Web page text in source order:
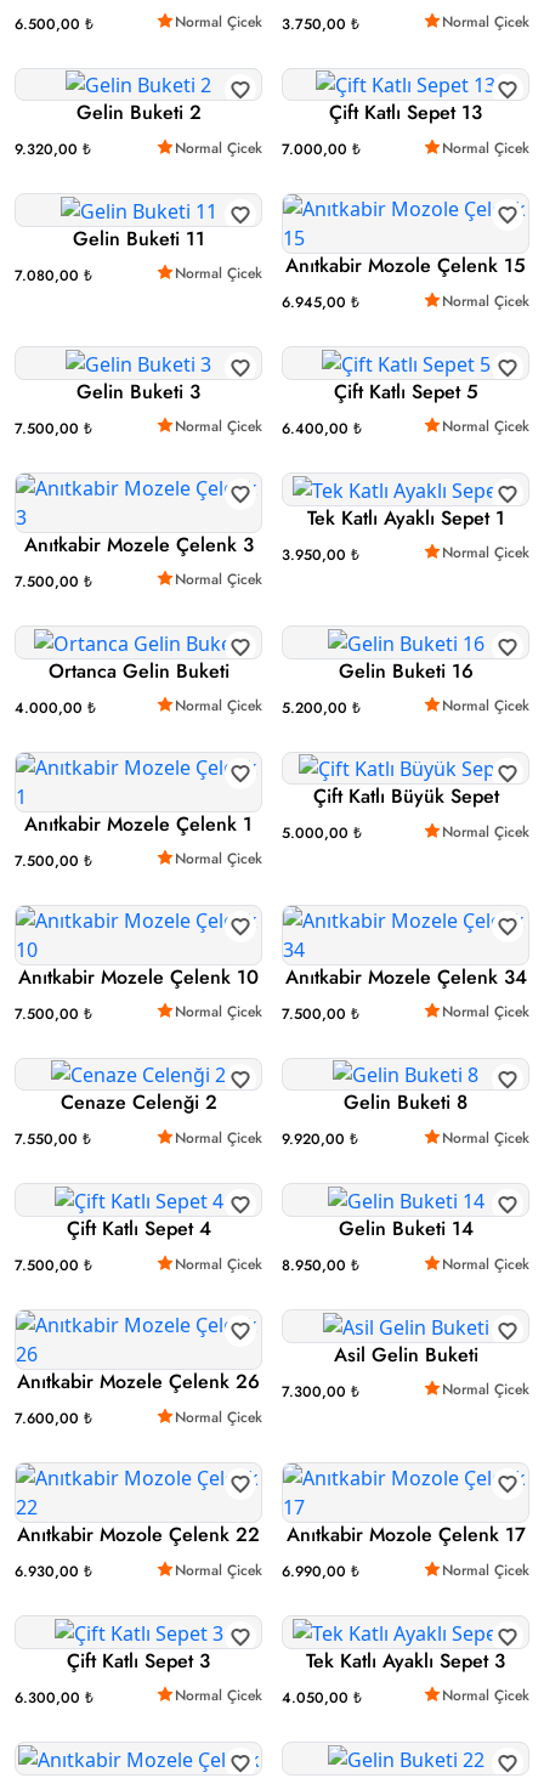
6.500,00 ₺ Normal Çicek 3.750,00 ₺ Normal Çicek
Gelin Buketi 2
9.320,00 ₺ Normal Çicek
Çift Katlı Sepet 13
7.000,00 ₺ Normal Çicek
Gelin Buketi 11
7.080,00 ₺ Normal Çicek Anıtkabir Mozole Çelenk 15
6.945,00 ₺ Normal Çicek
Gelin Buketi 3
7.500,00 ₺ Normal Çicek
Çift Katlı Sepet 5
6.400,00 ₺ Normal Çicek
Anıtkabir Mozele Çelenk 3
7.500,00 ₺ Normal Çicek
Tek Katlı Ayaklı Sepet 1
3.950,00 ₺ Normal Çicek
Ortanca Gelin Buketi
4.000,00 ₺ Normal Çicek
Gelin Buketi 16
5.200,00 ₺ Normal Çicek
Anıtkabir Mozele Çelenk 1
7.500,00 ₺ Normal Çicek
Çift Katlı Büyük Sepet
5.000,00 ₺ Normal Çicek
Anıtkabir Mozele Çelenk 10
7.500,00 ₺ Normal Çicek
Anıtkabir Mozele Çelenk 34
7.500,00 ₺ Normal Çicek
Cenaze Celenği 2
7.550,00 ₺ Normal Çicek
Gelin Buketi 8
9.920,00 ₺ Normal Çicek
Çift Katlı Sepet 4
7.500,00 ₺ Normal Çicek
Gelin Buketi 14
8.950,00 ₺ Normal Çicek
Anıtkabir Mozele Çelenk 26
7.600,00 ₺ Normal Çicek
Asil Gelin Buketi
7.300,00 ₺ Normal Çicek
Anıtkabir Mozole Çelenk 22
6.930,00 ₺ Normal Çicek
Anıtkabir Mozole Çelenk 17
6.990,00 ₺ Normal Çicek
Çift Katlı Sepet 3
6.300,00 ₺ Normal Çicek
Tek Katlı Ayaklı Sepet 3
4.050,00 ₺ Normal Çicek